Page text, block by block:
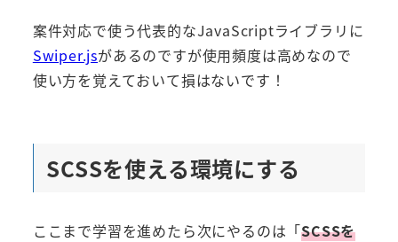
案件対応で使う代表的なJavaScriptライブラリに
Swiper.jsがあるのですが使用頻度は高めなので
使い方を覚えておいて損はないです！
SCSSを使える環境にする
ここまで学習を進めたら次にやるのは「SCSSを